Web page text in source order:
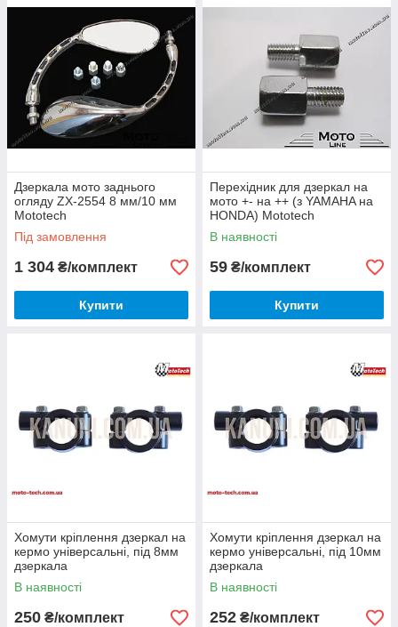
Дзеркала мото заднього
огляду ZX-2554 8 мм/10 мм
Mototech
Під замовлення
1 304 ₴/комплект
Купити
Перехідник для дзеркал на
мото +- на ++ (з YAMAHA на
HONDA) Mototech
В наявності
59 ₴/комплект
Купити
Хомути кріплення дзеркал на
кермо універсальні, під 8мм
дзеркала
В наявності
250 ₴/комплект
Хомути кріплення дзеркал на
кермо універсальні, під 10мм
дзеркала
В наявності
252 ₴/комплект